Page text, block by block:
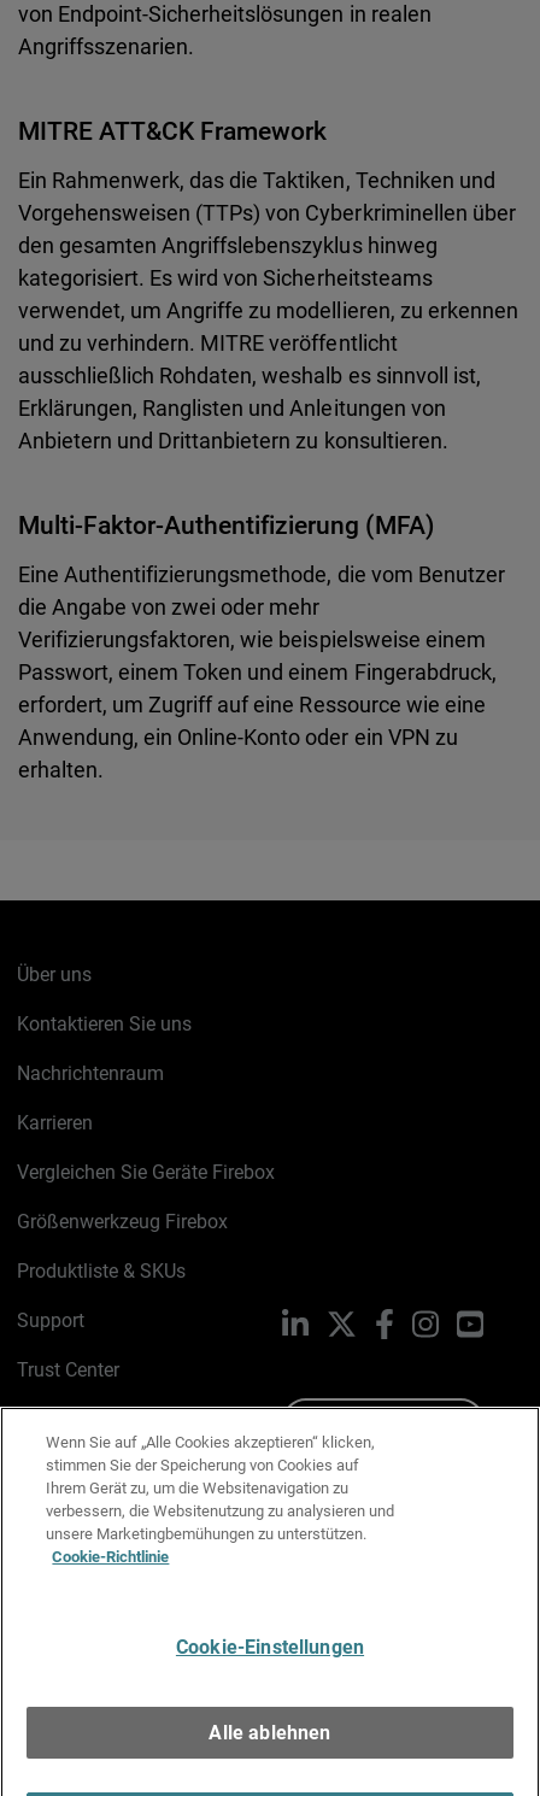
von Endpoint-Sicherheitslösungen in realen
Angriffsszenarien.
MITRE ATT&CK Framework
Ein Rahmenwerk, das die Taktiken, Techniken und
Vorgehensweisen (TTPs) von Cyberkriminellen über
den gesamten Angriffslebenszyklus hinweg
kategorisiert. Es wird von Sicherheitsteams
verwendet, um Angriffe zu modellieren, zu erkennen
und zu verhindern. MITRE veröffentlicht
ausschließlich Rohdaten, weshalb es sinnvoll ist,
Erklärungen, Ranglisten und Anleitungen von
Anbietern und Drittanbietern zu konsultieren.
Multi-Faktor-Authentifizierung (MFA)
Eine Authentifizierungsmethode, die vom Benutzer
die Angabe von zwei oder mehr
Verifizierungsfaktoren, wie beispielsweise einem
Passwort, einem Token und einem Fingerabdruck,
erfordert, um Zugriff auf eine Ressource wie eine
Anwendung, ein Online-Konto oder ein VPN zu
erhalten.
Über uns
Kontaktieren Sie uns
Nachrichtenraum
Karrieren
Vergleichen Sie Geräte Firebox
Größenwerkzeug Firebox
Produktliste & SKUs
Support
Trust Center
Cookie-Richtlinie
Datenschutzrichtlinie
Media & Brand Kit
LinkedIn FacebookInstagram
Wenn Sie auf „Alle Cookies akzeptieren“ klicken,
stimmen Sie der Speicherung von Cookies auf
Ihrem Gerät zu, um die Websitenavigation zu
verbessern, die Websitenutzung zu analysieren und
unsere Marketingbemühungen zu unterstützen.
Cookie-Richtlinie
Cookie-Einstellungen
Alle ablehnen